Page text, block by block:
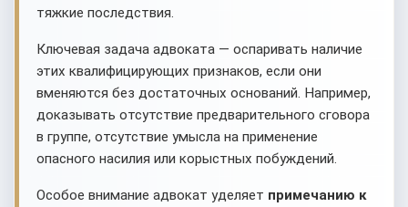
тяжкие последствия.
Ключевая задача адвоката — оспаривать наличие
этих квалифицирующих признаков, если они
вменяются без достаточных оснований. Например,
доказывать отсутствие предварительного сговора
в группе, отсутствие умысла на применение
опасного насилия или корыстных побуждений.
Особое внимание адвокат уделяет примечанию к